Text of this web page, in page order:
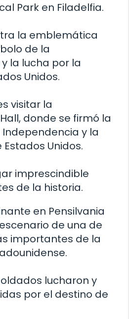
Park en Filadelfia.
la emblemática
de la
la lucha por la
Unidos.
visitar la
donde se firmó la
y la
Unidos.
imprescindible
de la historia.
en Pensilvania
de una de
importantes de la
lucharon y
por el destino de